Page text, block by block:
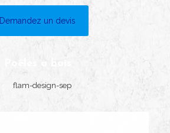
Demandez un devis
Poêles à bois